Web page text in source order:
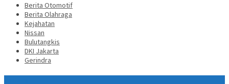
Berita Otomotif
Berita Olahraga
Kejahatan
Nissan
Bulutangkis
DKI Jakarta
Gerindra